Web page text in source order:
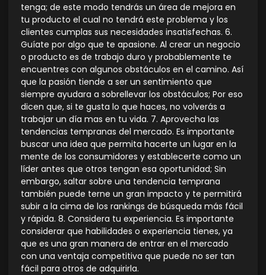
tenga; de este modo tendrás un área de mejora en
tu producto el cual no tendrá este problema y los
clientes cumplas sus necesidades insatisfechas. 6.
Guíate por algo que te apasione. Al crear un negocio
o producto es de trabajo duro y probablemente te
encuentres con algunos obstáculos en el camino. Así
que la pasión tiende a ser un sentimiento que
siempre ayudara a sobrellevar los obstáculos; Por eso
dicen que, si te gusta lo que haces, no volverás a
trabajar un día mas en tu vida. 7. Aprovecha las
tendencias tempranas del mercado. Es importante
buscar una idea que permita hacerte un lugar en la
mente de los consumidores y establecerte como un
líder antes que otros tengan esa oportunidad; Sin
embargo, saltar sobre una tendencia temprana
también puede terne un gran impacto y te permitirá
subir a la cima de los rankings de búsqueda más fácil
y rápida. 8. Considera tu experiencia. Es importante
considerar que habilidades o experiencia tienes, ya
que es una gran manera de entrar en el mercado
con una ventaja competitiva que puede no ser tan
fácil para otros de adquirirla.